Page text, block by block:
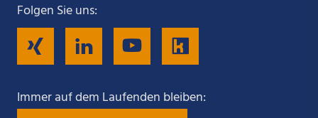
Folgen Sie uns:
Folgen
Sie
Folgen
Sie
Folgen
Sie Sie
Immer auf dem Laufenden bleiben: